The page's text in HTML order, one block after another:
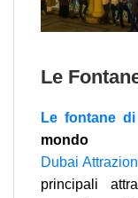
Le
Le fontane
mondo
Dubai
principali